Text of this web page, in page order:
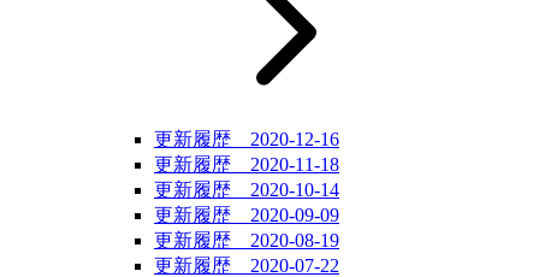
更新履歴 2020-12-16
更新履歴 2020-11-18
更新履歴 2020-10-14
更新履歴 2020-09-09
更新履歴 2020-08-19
更新履歴 2020-07-22